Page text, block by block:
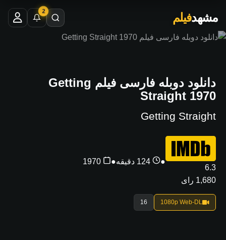
مشهدفیلم 2
دانلود دوبله فارسی فیلم Getting
Straight 1970
Getting Straight
6.3
1,680 رای
● 124 دقیقه ●
1970
1080p Web-DL
16